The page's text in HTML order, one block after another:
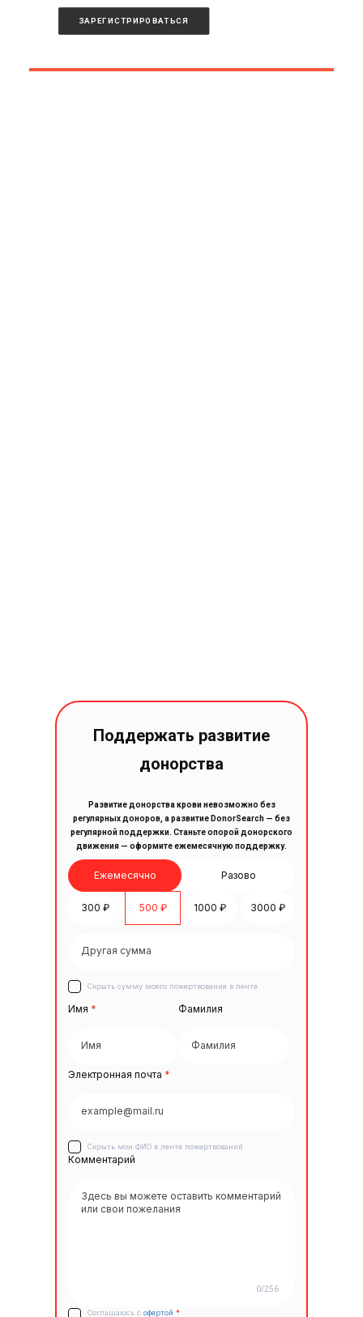
ЗАРЕГИСТРИРОВАТЬСЯ
Поддержать развитие
донорства
Развитие донорства крови невозможно без
регулярных доноров, а развитие DonorSearch — без
регулярной поддержки. Станьте опорой донорского
движения — оформите ежемесячную поддержку.
Ежемесячно Разово
300 ₽ 500 ₽ 1000 ₽ 3000 ₽
Скрыть сумму моего пожертвования в ленте
Имя * Фамилия
Электронная почта *
Скрыть мои ФИО в ленте пожертвований
Комментарий
0/256
Соглашаюсь с офертой *